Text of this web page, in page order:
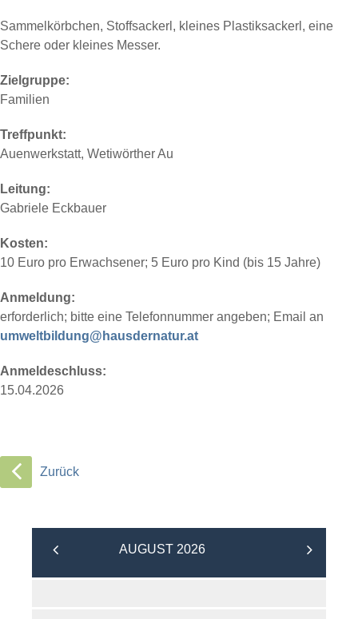
Sammelkörbchen, Stoffsackerl, kleines Plastiksackerl, eine
Schere oder kleines Messer.
Zielgruppe:
Familien
Treffpunkt:
Auenwerkstatt, Wetiwörther Au
Leitung:
Gabriele Eckbauer
Kosten:
10 Euro pro Erwachsener; 5 Euro pro Kind (bis 15 Jahre)
Anmeldung:
erforderlich; bitte eine Telefonnummer angeben; Email an
umweltbildung@hausdernatur.at
Anmeldeschluss:
15.04.2026
Zurück
AUGUST 2026